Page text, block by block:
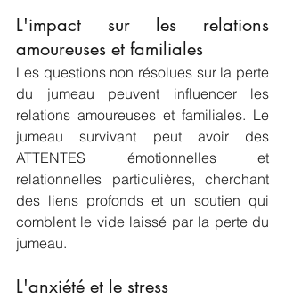
L'impact sur les relations
amoureuses et familiales
Les questions non résolues sur la perte
du jumeau peuvent influencer les
relations amoureuses et familiales. Le
jumeau survivant peut avoir des
ATTENTES émotionnelles et
relationnelles particulières, cherchant
des liens profonds et un soutien qui
comblent le vide laissé par la perte du
jumeau.
L'anxiété et le stress